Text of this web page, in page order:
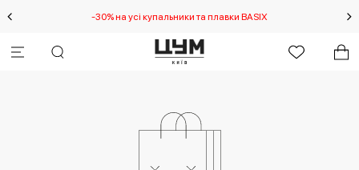
-30% на усі купальники та плавки BASIX